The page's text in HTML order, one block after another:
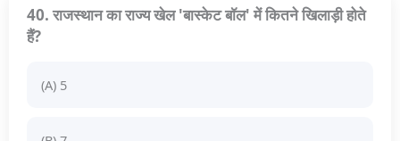
40. राजस्थान का राज्य खेल 'बास्केट बॉल' में कितने खिलाड़ी होते
हैं?
(A) 5